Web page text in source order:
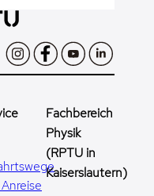
Fachbereich
Physik
(RPTU in
Kaiserslautern)